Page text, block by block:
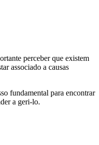
perceber que existem
associado a causas
fundamental para encontrar
a geri-lo.